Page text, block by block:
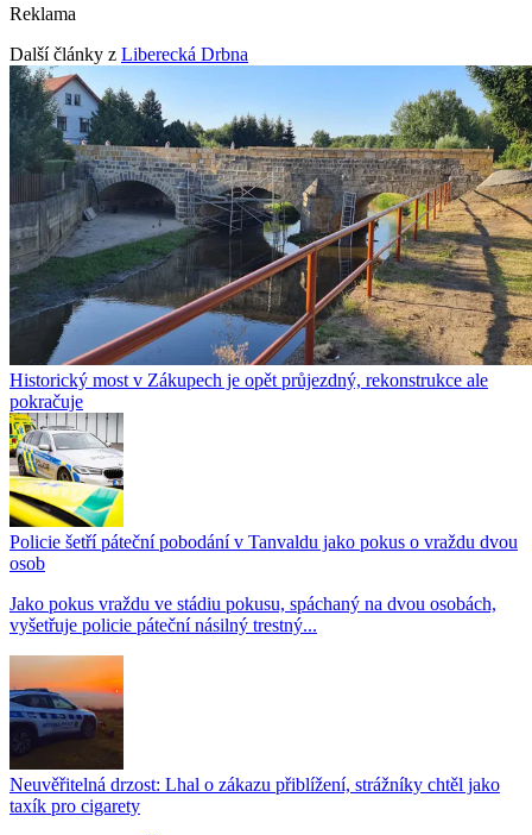
Reklama
Další články z Liberecká Drbna
Historický most v Zákupech je opět průjezdný, rekonstrukce ale
pokračuje
Policie šetří páteční pobodání v Tanvaldu jako pokus o vraždu dvou
osob
Jako pokus vraždu ve stádiu pokusu, spáchaný na dvou osobách,
vyšetřuje policie páteční násilný trestný...
Neuvěřitelná drzost: Lhal o zákazu přiblížení, strážníky chtěl jako
taxík pro cigarety